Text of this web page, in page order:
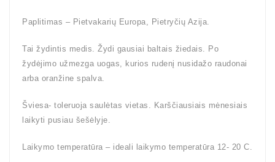
Paplitimas – Pietvakarių Europa, Pietryčių Azija.
Tai žydintis medis. Žydi gausiai baltais žiedais. Po
žydėjimo užmezga uogas, kurios rudenį nusidažo raudonai
arba oranžine spalva.
Šviesa- toleruoja saulėtas vietas. Karščiausiais mėnesiais
laikyti pusiau šešėlyje.
Laikymo temperatūra – ideali laikymo temperatūra 12- 20 C.